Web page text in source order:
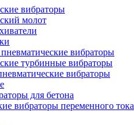
вибраторы
молот
вибраторы
турбинные вибраторы
вибраторы
для бетона
вибраторы переменного тока